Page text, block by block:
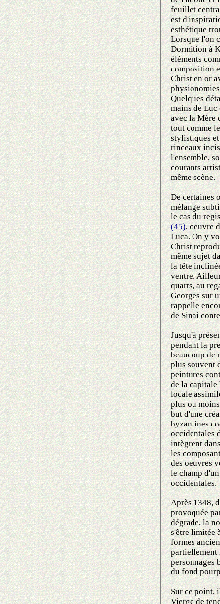
feuillet
est
esthétique
Lorsque l'on
Dormition à
éléments
composition
Christ en or
Quelques
mains de Luc
avec la Mère
tout comme
stylistiques
rinceaux
l'ensemble,
courants
même scène.
De certaines
mélange
le cas du
(45), oeuvre
Luca. On y
Christ
même sujet
la tête
ventre.
quarts, au
Georges sur
rappelle
de Sinai
Jusqu'à
pendant la
beaucoup de
plus souvent
peintures
de la capitale
locale
plus ou
but d'une
byzantines
occidentales
intègrent
les
des oeuvres
le champ
occidentales.
Après 1348,
provoquée
dégrade, la
s'être limitée
formes
partiellement
personnages
du fond
Sur ce point,
Vierge de